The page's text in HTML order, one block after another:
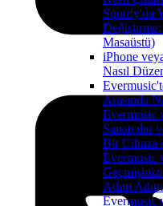
Spotify'da
Masaüstü)
iPhone
Nasıl
Arasında
Evermusic
Sanatçılar
Bir Cihaza
Evermusic
Adım
Evermusic